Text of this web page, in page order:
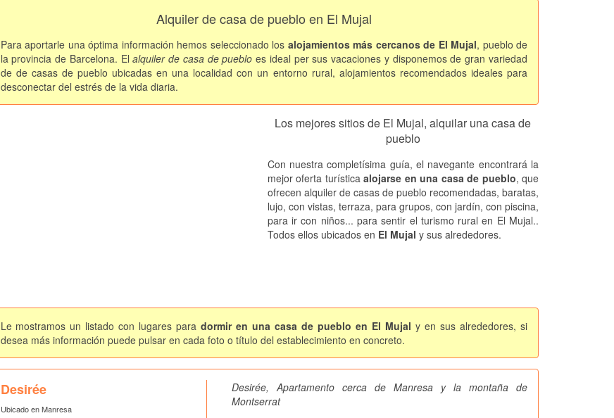
Alquiler de casa de pueblo en El Mujal
Para aportarle una óptima información hemos seleccionado los alojamientos más cercanos de El Mujal, pueblo de
la provincia de Barcelona. Elalquiler de casa de pueblo es ideal per sus vacaciones y disponemos de gran variedad
de de casas de pueblo ubicadas en una localidad con un entorno rural, alojamientos recomendados ideales para
desconectar del estrés de la vida diaria.
Los mejores sitios de El Mujal, alquilar una casa de
pueblo
Con nuestra completísima guía, el navegante encontrará la
mejor oferta turísticaalojarse en una casa de pueblo, que
ofrecen alquiler de casas de pueblo recomendadas, baratas,
lujo, con vistas, terraza, para grupos, con jardín, con piscina,
para ir con niños... para sentir el turismo rural en El Mujal..
Todos ellos ubicados en El Mujal y sus alrededores.
Le mostramos un listado con lugares paradormir en una casa de pueblo en El Mujal y en sus alrededores, si
desea más información puede pulsar en cada foto o título del establecimiento en concreto.
Desirée
Ubicado en Manresa
Desirée, Apartamento cerca de Manresa y la montaña de
Montserrat